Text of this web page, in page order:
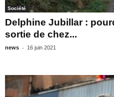
Société
Delphine Jubillar :
sortie de chez...
news - 16 juin 2021